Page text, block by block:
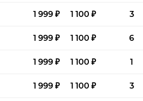
1 999 ₽ 1 100 ₽ 3
1 999 ₽ 1 100 ₽ 6
1 999 ₽ 1 100 ₽ 1
1 999 ₽ 1 100 ₽ 3